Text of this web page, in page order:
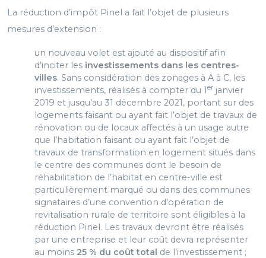
La réduction d’impôt Pinel a fait l’objet de plusieurs
mesures d’extension :
un nouveau volet est ajouté au dispositif afin
d’inciter les investissements dans les centres-
villes. Sans considération des zonages à A à C, les
investissements, réalisés à compter du 1er janvier
2019 et jusqu’au 31 décembre 2021, portant sur des
logements faisant ou ayant fait l’objet de travaux de
rénovation ou de locaux affectés à un usage autre
que l’habitation faisant ou ayant fait l’objet de
travaux de transformation en logement situés dans
le centre des communes dont le besoin de
réhabilitation de l’habitat en centre-ville est
particulièrement marqué ou dans des communes
signataires d’une convention d’opération de
revitalisation rurale de territoire sont éligibles à la
réduction Pinel. Les travaux devront être réalisés
par une entreprise et leur coût devra représenter
au moins 25 % du coût total de l’investissement ;